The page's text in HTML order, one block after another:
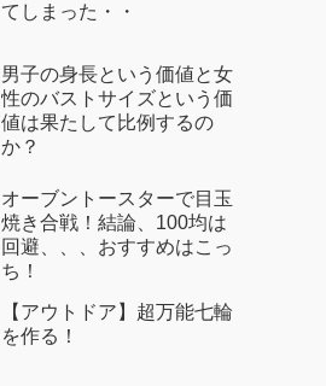
てしまった・・
男子の身長という価値と女
性のバストサイズという価
値は果たして比例するの
か？
オーブントースターで目玉
焼き合戦！結論、100均は
回避、、、おすすめはこっ
ち！
【アウトドア】超万能七輪
を作る！